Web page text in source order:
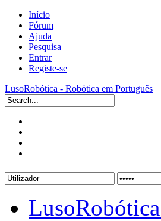
Início
Fórum
Ajuda
Pesquisa
Entrar
Registe-se
LusoRobótica - Robótica em Português